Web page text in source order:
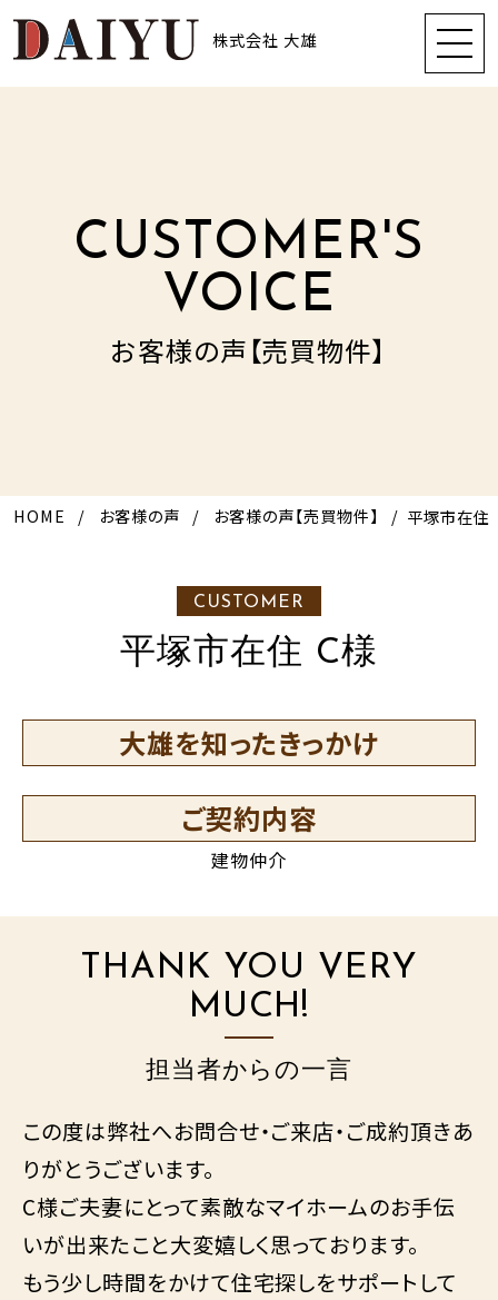
株式会社 大雄
CUSTOMER'S
VOICE
お客様の声【売買物件】
HOME お客様の声 お客様の声【売買物件】 平塚市在住
CUSTOMER
平塚市在住 C様
大雄を知ったきっかけ
ご契約内容
建物仲介
THANK YOU VERY
MUCH!
担当者からの一言
この度は弊社へお問合せ・ご来店・ご成約頂きあ
りがとうございます。
C様ご夫妻にとって素敵なマイホームのお手伝
いが出来たこと大変嬉しく思っております。
もう少し時間をかけて住宅探しをサポートして